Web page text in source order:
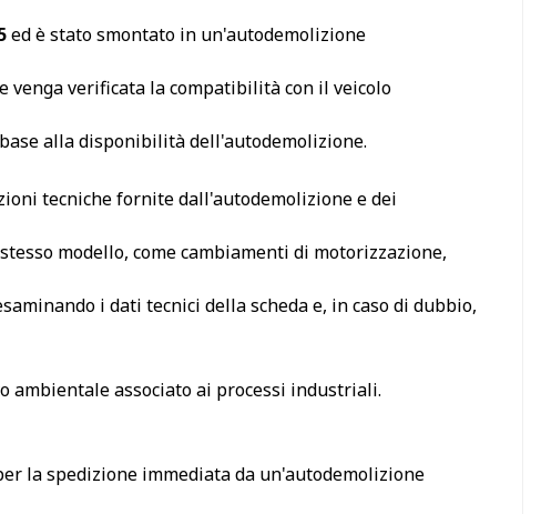
ed è stato smontato in un'autodemolizione
venga verificata la compatibilità con il veicolo
alla disponibilità dell'autodemolizione.
tecniche fornite dall'autodemolizione e dei
modello, come cambiamenti di motorizzazione,
i dati tecnici della scheda e, in caso di dubbio,
ambientale associato ai processi industriali.
la spedizione immediata da un'autodemolizione